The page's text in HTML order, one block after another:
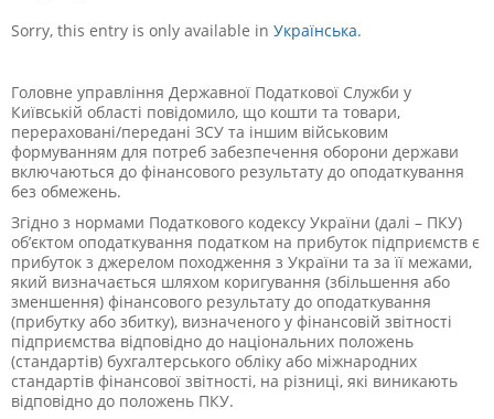
Sorry, this entry is only available in Українська.
Головне управління Державної Податкової Служби у
Київській області повідомило, що кошти та товари,
перераховані/передані ЗСУ та іншим військовим
формуванням для потреб забезпечення оборони держави
включаються до фінансового результату до оподаткування
без обмежень.
Згідно з нормами Податкового кодексу України (далі – ПКУ)
об’єктом оподаткування податком на прибуток підприємств є
прибуток з джерелом походження з України та за її межами,
який визначається шляхом коригування (збільшення або
зменшення) фінансового результату до оподаткування
(прибутку або збитку), визначеного у фінансовій звітності
підприємства відповідно до національних положень
(стандартів) бухгалтерського обліку або міжнародних
стандартів фінансової звітності, на різниці, які виникають
відповідно до положень ПКУ.